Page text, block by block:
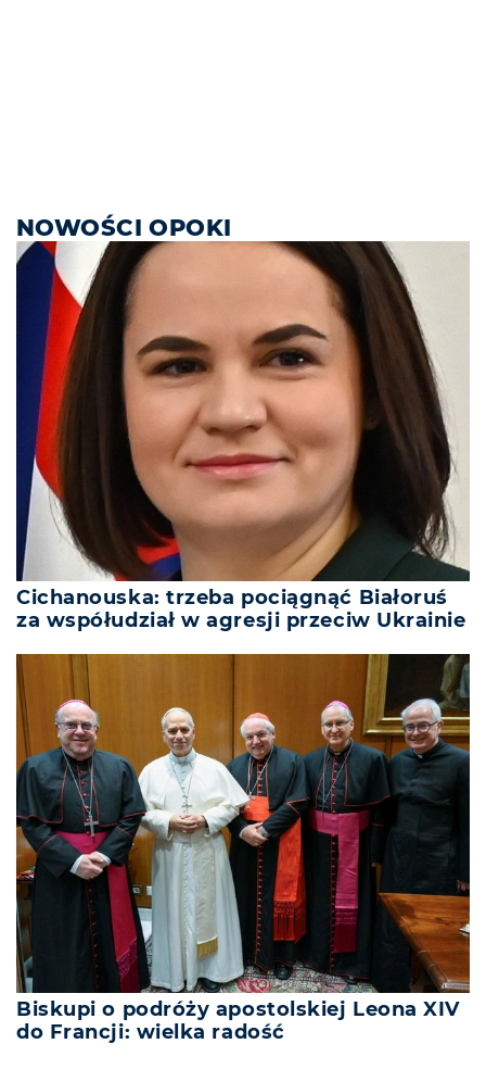
NOWOŚCI OPOKI
Cichanouska: trzeba pociągnąć Białoruś
za współudział w agresji przeciw Ukrainie
Biskupi o podróży apostolskiej Leona XIV
do Francji: wielka radość